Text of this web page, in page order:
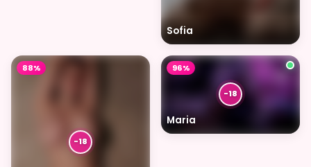
Sofia
88%
Maria
96%